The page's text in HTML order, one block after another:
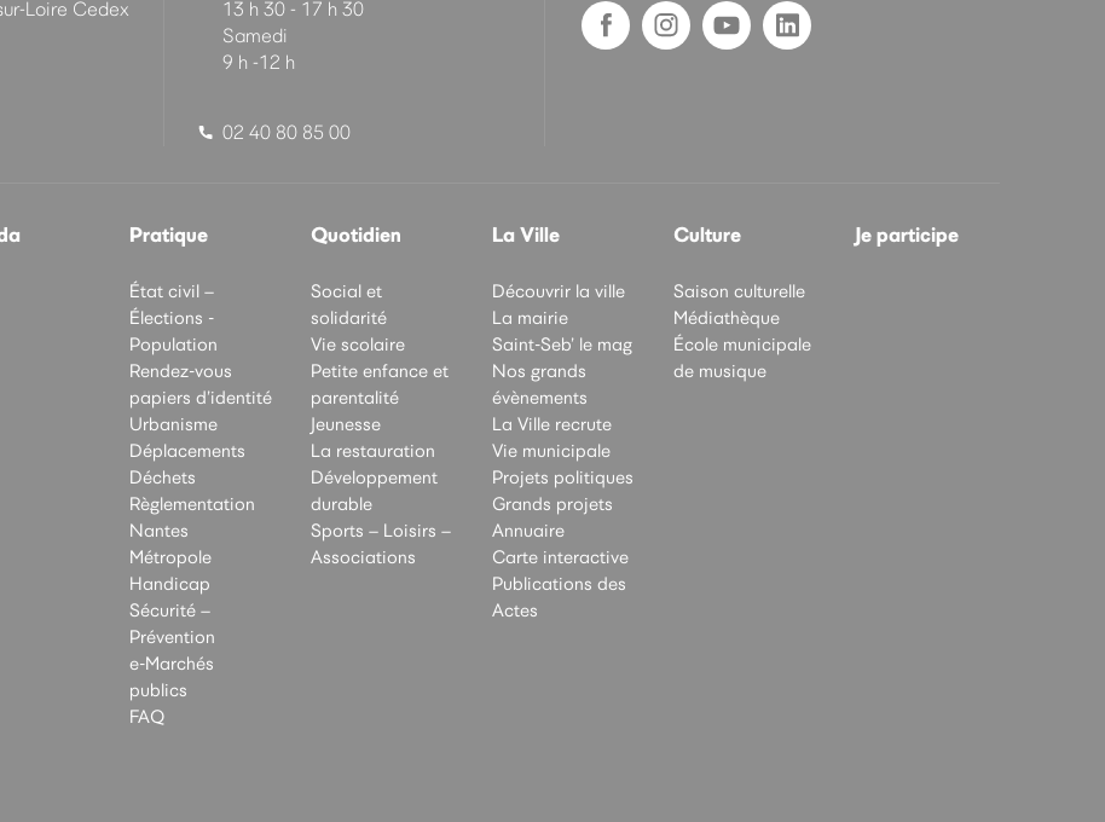
Loire Cedex
13 h 30 - 17 h 30
Samedi
9 h -12 h
02 40 80 85 00
Pratique
État civil –
Élections -
Population
Rendez-vous
papiers d’identité
Urbanisme
Déplacements
Déchets
Règlementation
Nantes
Métropole
Handicap
Sécurité –
Prévention
e-Marchés
publics
FAQ
Quotidien
Social et
solidarité
Vie scolaire
Petite enfance et
parentalité
Jeunesse
La restauration
Développement
durable
Sports – Loisirs –
Associations
La Ville
Découvrir la ville
La mairie
Saint-Seb’ le mag
Nos grands
évènements
La Ville recrute
Vie municipale
Projets politiques
Grands projets
Annuaire
Carte interactive
Publications des
Actes
Culture
Saison culturelle
Médiathèque
École municipale
de musique
Je participe